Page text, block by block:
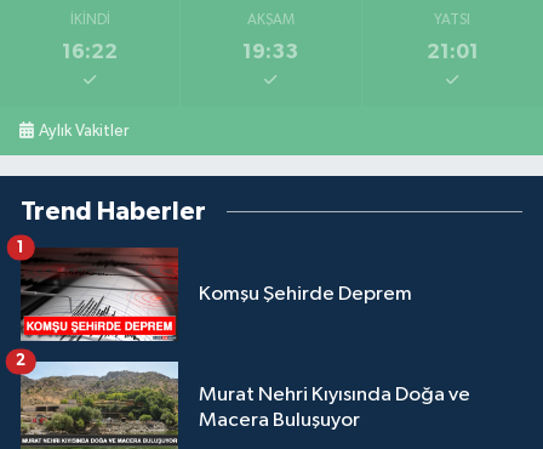
İKINDI
16:22
AKŞAM
19:33
YATSI
21:01
Aylık Vakitler
Trend Haberler
Komşu Şehirde Deprem
1
Murat Nehri Kıyısında Doğa ve
Macera Buluşuyor
2